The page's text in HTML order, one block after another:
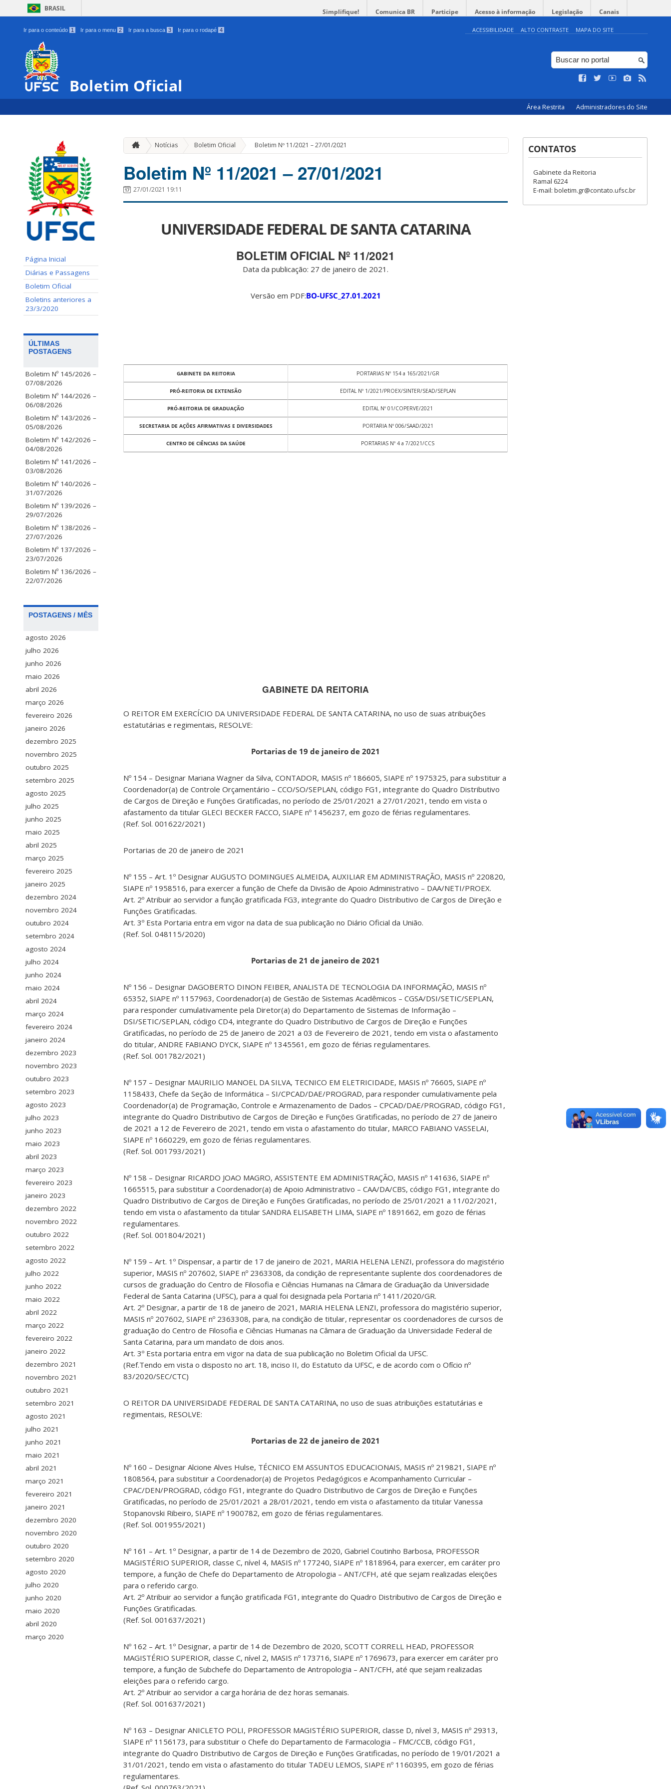
BRASIL Simplifique! Comunica BR Participe Acesso à informação Legislação Canais
Ir para o conteúdo 1 Ir para o menu 2 Ir para a busca 3 Ir para o rodapé 4 ACESSIBILIDADE ALTO CONTRASTE MAPA DO SITE
Boletim Oficial
Área Restrita Administradores do Site
Página Inicial
Diárias e Passagens
Boletim Oficial
Boletins anteriores a
23/3/2020
ÚLTIMAS
POSTAGENS
Boletim Nº 145/2026 –
07/08/2026
Boletim Nº 144/2026 –
06/08/2026
Boletim Nº 143/2026 –
05/08/2026
Boletim Nº 142/2026 –
04/08/2026
Boletim Nº 141/2026 –
03/08/2026
Boletim Nº 140/2026 –
31/07/2026
Boletim Nº 139/2026 –
29/07/2026
Boletim Nº 138/2026 –
27/07/2026
Boletim Nº 137/2026 –
23/07/2026
Boletim Nº 136/2026 –
22/07/2026
POSTAGENS / MÊS
agosto 2026
julho 2026
junho 2026
maio 2026
abril 2026
março 2026
fevereiro 2026
janeiro 2026
dezembro 2025
novembro 2025
outubro 2025
setembro 2025
agosto 2025
julho 2025
junho 2025
maio 2025
abril 2025
março 2025
fevereiro 2025
janeiro 2025
dezembro 2024
novembro 2024
outubro 2024
setembro 2024
agosto 2024
julho 2024
junho 2024
maio 2024
abril 2024
março 2024
fevereiro 2024
janeiro 2024
dezembro 2023
novembro 2023
outubro 2023
setembro 2023
agosto 2023
julho 2023
junho 2023
maio 2023
abril 2023
março 2023
fevereiro 2023
janeiro 2023
dezembro 2022
novembro 2022
outubro 2022
setembro 2022
agosto 2022
julho 2022
junho 2022
maio 2022
abril 2022
março 2022
fevereiro 2022
janeiro 2022
dezembro 2021
novembro 2021
outubro 2021
setembro 2021
agosto 2021
julho 2021
junho 2021
maio 2021
abril 2021
março 2021
fevereiro 2021
janeiro 2021
dezembro 2020
novembro 2020
outubro 2020
setembro 2020
agosto 2020
julho 2020
junho 2020
maio 2020
abril 2020
março 2020
Notícias Boletim Oficial » Boletim Nº 11/2021 – 27/01/2021
Boletim Nº 11/2021 – 27/01/2021
27/01/2021 19:11
UNIVERSIDADE FEDERAL DE SANTA CATARINA
BOLETIM OFICIAL Nº 11/2021
Data da publicação: 27 de janeiro de 2021.
Versão em PDF:BO-UFSC_27.01.2021
GABINETE DA REITORIA PORTARIAS Nº 154 a 165/2021/GR
PRÓ-REITORIA DE EXTENSÃO EDITAL Nº 1/2021/PROEX/SINTER/SEAD/SEPLAN
PRÓ-REITORIA DE GRADUAÇÃO EDITAL Nº 01/COPERVE/2021
SECRETARIA DE AÇÕES AFIRMATIVAS E DIVERSIDADES PORTARIA Nº 006/SAAD/2021
CENTRO DE CIÊNCIAS DA SAÚDE PORTARIAS Nº 4 a 7/2021/CCS
GABINETE DA REITORIA
O REITOR EM EXERCÍCIO DA UNIVERSIDADE FEDERAL DE SANTA CATARINA, no uso de suas atribuições
estatutárias e regimentais, RESOLVE:
Portarias de 19 de janeiro de 2021
Nº 154 – Designar Mariana Wagner da Silva, CONTADOR, MASIS nº 186605, SIAPE nº 1975325, para substituir a
Coordenador(a) de Controle Orçamentário – CCO/SO/SEPLAN, código FG1, integrante do Quadro Distributivo
de Cargos de Direção e Funções Gratificadas, no período de 25/01/2021 a 27/01/2021, tendo em vista o
afastamento da titular GLECI BECKER FACCO, SIAPE nº 1456237, em gozo de férias regulamentares.
(Ref. Sol. 001622/2021)
Portarias de 20 de janeiro de 2021
Nº 155 – Art. 1º Designar AUGUSTO DOMINGUES ALMEIDA, AUXILIAR EM ADMINISTRAÇÃO, MASIS nº 220820,
SIAPE nº 1958516, para exercer a função de Chefe da Divisão de Apoio Administrativo – DAA/NETI/PROEX.
Art. 2º Atribuir ao servidor a função gratificada FG3, integrante do Quadro Distributivo de Cargos de Direção e
Funções Gratificadas.
Art. 3º Esta Portaria entra em vigor na data de sua publicação no Diário Oficial da União.
(Ref. Sol. 048115/2020)
Portarias de 21 de janeiro de 2021
Nº 156 – Designar DAGOBERTO DINON FEIBER, ANALISTA DE TECNOLOGIA DA INFORMAÇÃO, MASIS nº
65352, SIAPE nº 1157963, Coordenador(a) de Gestão de Sistemas Acadêmicos – CGSA/DSI/SETIC/SEPLAN,
para responder cumulativamente pela Diretor(a) do Departamento de Sistemas de Informação –
DSI/SETIC/SEPLAN, código CD4, integrante do Quadro Distributivo de Cargos de Direção e Funções
Gratificadas, no período de 25 de Janeiro de 2021 a 03 de Fevereiro de 2021, tendo em vista o afastamento
do titular, ANDRE FABIANO DYCK, SIAPE nº 1345561, em gozo de férias regulamentares.
(Ref. Sol. 001782/2021)
Nº 157 – Designar MAURILIO MANOEL DA SILVA, TECNICO EM ELETRICIDADE, MASIS nº 76605, SIAPE nº
1158433, Chefe da Seção de Informática – SI/CPCAD/DAE/PROGRAD, para responder cumulativamente pela
Coordenador(a) de Programação, Controle e Armazenamento de Dados – CPCAD/DAE/PROGRAD, código FG1,
integrante do Quadro Distributivo de Cargos de Direção e Funções Gratificadas, no período de 27 de Janeiro
de 2021 a 12 de Fevereiro de 2021, tendo em vista o afastamento do titular, MARCO FABIANO VASSELAI,
SIAPE nº 1660229, em gozo de férias regulamentares.
(Ref. Sol. 001793/2021)
Nº 158 – Designar RICARDO JOAO MAGRO, ASSISTENTE EM ADMINISTRAÇÃO, MASIS nº 141636, SIAPE nº
1665515, para substituir a Coordenador(a) de Apoio Administrativo – CAA/DA/CBS, código FG1, integrante do
Quadro Distributivo de Cargos de Direção e Funções Gratificadas, no período de 25/01/2021 a 11/02/2021,
tendo em vista o afastamento da titular SANDRA ELISABETH LIMA, SIAPE nº 1891662, em gozo de férias
regulamentares.
(Ref. Sol. 001804/2021)
Nº 159 – Art. 1º Dispensar, a partir de 17 de janeiro de 2021, MARIA HELENA LENZI, professora do magistério
superior, MASIS nº 207602, SIAPE nº 2363308, da condição de representante suplente dos coordenadores de
cursos de graduação do Centro de Filosofia e Ciências Humanas na Câmara de Graduação da Universidade
Federal de Santa Catarina (UFSC), para a qual foi designada pela Portaria nº 1411/2020/GR.
Art. 2º Designar, a partir de 18 de janeiro de 2021, MARIA HELENA LENZI, professora do magistério superior,
MASIS nº 207602, SIAPE nº 2363308, para, na condição de titular, representar os coordenadores de cursos de
graduação do Centro de Filosofia e Ciências Humanas na Câmara de Graduação da Universidade Federal de
Santa Catarina, para um mandato de dois anos.
Art. 3º Esta portaria entra em vigor na data de sua publicação no Boletim Oficial da UFSC.
(Ref.Tendo em vista o disposto no art. 18, inciso II, do Estatuto da UFSC, e de acordo com o Ofício nº
83/2020/SEC/CTC)
O REITOR DA UNIVERSIDADE FEDERAL DE SANTA CATARINA, no uso de suas atribuições estatutárias e
regimentais, RESOLVE:
Portarias de 22 de janeiro de 2021
Nº 160 – Designar Alcione Alves Hulse, TÉCNICO EM ASSUNTOS EDUCACIONAIS, MASIS nº 219821, SIAPE nº
1808564, para substituir a Coordenador(a) de Projetos Pedagógicos e Acompanhamento Curricular –
CPAC/DEN/PROGRAD, código FG1, integrante do Quadro Distributivo de Cargos de Direção e Funções
Gratificadas, no período de 25/01/2021 a 28/01/2021, tendo em vista o afastamento da titular Vanessa
Stopanovski Ribeiro, SIAPE nº 1900782, em gozo de férias regulamentares.
(Ref. Sol. 001955/2021)
Nº 161 – Art. 1º Designar, a partir de 14 de Dezembro de 2020, Gabriel Coutinho Barbosa, PROFESSOR
MAGISTÉRIO SUPERIOR, classe C, nível 4, MASIS nº 177240, SIAPE nº 1818964, para exercer, em caráter pro
tempore, a função de Chefe do Departamento de Atropologia – ANT/CFH, até que sejam realizadas eleições
para o referido cargo.
Art. 2º Atribuir ao servidor a função gratificada FG1, integrante do Quadro Distributivo de Cargos de Direção e
Funções Gratificadas.
(Ref. Sol. 001637/2021)
Nº 162 – Art. 1º Designar, a partir de 14 de Dezembro de 2020, SCOTT CORRELL HEAD, PROFESSOR
MAGISTÉRIO SUPERIOR, classe C, nível 2, MASIS nº 173716, SIAPE nº 1769673, para exercer em caráter pro
tempore, a função de Subchefe do Departamento de Antropologia – ANT/CFH, até que sejam realizadas
eleições para o referido cargo.
Art. 2º Atribuir ao servidor a carga horária de dez horas semanais.
(Ref. Sol. 001637/2021)
Nº 163 – Designar ANICLETO POLI, PROFESSOR MAGISTÉRIO SUPERIOR, classe D, nível 3, MASIS nº 29313,
SIAPE nº 1156173, para substituir o Chefe do Departamento de Farmacologia – FMC/CCB, código FG1,
integrante do Quadro Distributivo de Cargos de Direção e Funções Gratificadas, no período de 19/01/2021 a
31/01/2021, tendo em vista o afastamento do titular TADEU LEMOS, SIAPE nº 1160395, em gozo de férias
regulamentares.
CONTATOS
Gabinete da Reitoria
Ramal 6224
E-mail: boletim.gr@contato.ufsc.br